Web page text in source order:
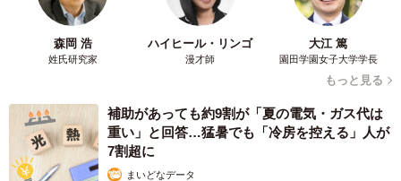
森岡 浩
姓氏研究家
ハイヒール・リンゴ
漫才師
大江 篤
園田学園女子大学学長
もっと見る
補助があっても約9割が「夏の電気・ガス代は
重い」と回答…猛暑でも「冷房を控える」人が
7割超に
まいどなデータ